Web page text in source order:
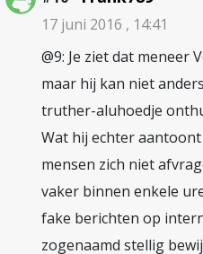
17 juni 2016 , 14:41
@9: Je ziet dat meneer
maar hij kan niet
truther-aluhoedje
Wat hij echter
mensen zich niet
vaker binnen enkele
fake berichten op
zogenaamd stellig